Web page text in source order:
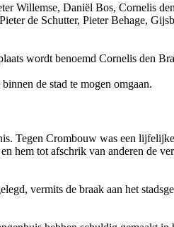
Willemse, Daniël Bos, Cornelis
de Schutter, Pieter Behage,
wordt benoemd Cornelis den
de stad te mogen omgaan.
Tegen Crombouw was een
hem tot afschrik van anderen de
vermits de braak aan het